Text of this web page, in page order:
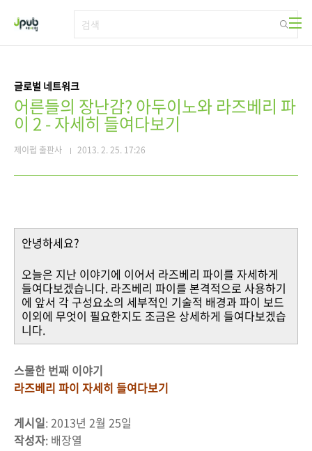
글로벌 네트워크
어른들의 장난감? 아두이노와 라즈베리 파
이 2 - 자세히 들여다보기
제이펍 출판사 2013. 2. 25. 17:26
안녕하세요?
오늘은 지난 이야기에 이어서 라즈베리 파이를 자세하게
들여다보겠습니다. 라즈베리 파이를 본격적으로 사용하기
에 앞서 각 구성요소의 세부적인 기술적 배경과 파이 보드
이외에 무엇이 필요한지도 조금은 상세하게 들여다보겠습
니다.
스물한 번째 이야기
라즈베리 파이 자세히 들여다보기
게시일: 2013년 2월 25일
작성자: 배장열